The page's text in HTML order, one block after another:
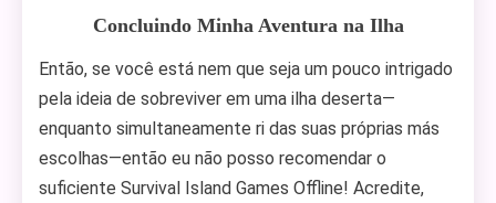
Concluindo Minha Aventura na Ilha
Então, se você está nem que seja um pouco intrigado
pela ideia de sobreviver em uma ilha deserta—
enquanto simultaneamente ri das suas próprias más
escolhas—então eu não posso recomendar o
suficiente Survival Island Games Offline! Acredite,